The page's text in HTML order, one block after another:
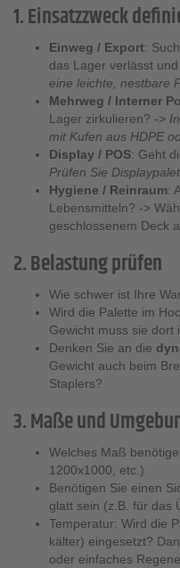
1. Einsatzzweck
Einweg / Export:
das Lager verlässt
eine leichte, nestbare
Mehrweg / Interner
Lager zirkulieren? ->
mit Kufen aus HDPE
Display / POS: Geht
Prüfen Sie
Hygiene / Reinraum:
Lebensmitteln? ->
geschlossenem Deck
2. Belastung prüfen
Wie schwer ist Ihre
Wird die Palette im
Gewicht muss sie dort
Denken Sie an die
Gewicht auch beim
Staplers?
3. Maße und
Welches Maß
1200x1000, etc.)
Benötigen Sie einen
glatt sein (z.B. für das
Temperatur: Wird die
kälter) eingesetzt?
oder einfaches